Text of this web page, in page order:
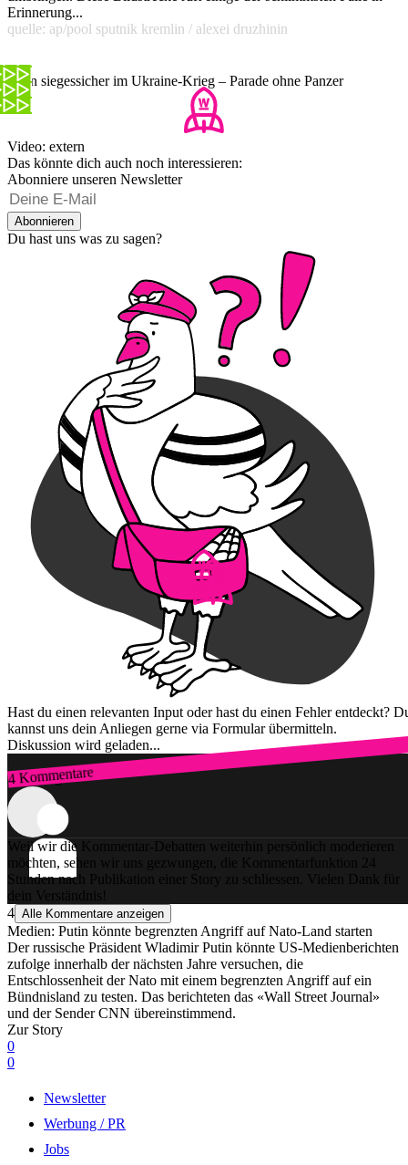
Erinnerung...
quelle: ap/pool sputnik kremlin / alexei druzhinin
Putin siegessicher im Ukraine-Krieg – Parade ohne Panzer
Video: extern
Das könnte dich auch noch interessieren:
Abonniere unseren Newsletter
Abonnieren
Du hast uns was zu sagen?
Hast du einen relevanten Input oder hast du einen Fehler entdeckt?
kannst uns dein Anliegen gerne via Formular übermitteln.
Diskussion wird geladen...
4 Kommentare
Zum Login
Weil wir die Kommentar-Debatten weiterhin persönlich moderieren
möchten, sehen wir uns gezwungen, die Kommentarfunktion 24
Stunden nach Publikation einer Story zu schliessen. Vielen Dank für
dein Verständnis!
4 Alle Kommentare anzeigen
Medien: Putin könnte begrenzten Angriff auf Nato-Land starten
Der russische Präsident Wladimir Putin könnte US-Medienberichten
zufolge innerhalb der nächsten Jahre versuchen, die
Entschlossenheit der Nato mit einem begrenzten Angriff auf ein
Bündnisland zu testen. Das berichteten das «Wall Street Journal»
und der Sender CNN übereinstimmend.
Zur Story
0
0
Newsletter
Werbung / PR
Jobs